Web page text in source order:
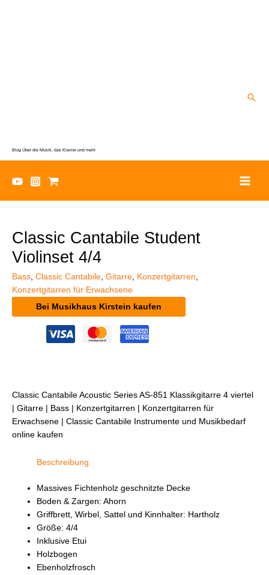
Blog Über die Musik, das Klavier und mehr
Classic Cantabile Student
Violinset 4/4
Bass Classic Cantabile Gitarre Konzertgitarren
Konzertgitarren für Erwachsene
Bei Musikhaus Kirstein kaufen
Classic Cantabile Acoustic Series AS-851 Klassikgitarre 4 viertel
| Gitarre | Bass | Konzertgitarren | Konzertgitarren für
Erwachsene | Classic Cantabile Instrumente und Musikbedarf
online kaufen
Beschreibung
Massives Fichtenholz geschnitzte Decke
Boden & Zargen: Ahorn
Griffbrett, Wirbel, Sattel und Kinnhalter: Hartholz
Größe: 4/4
Inklusive Etui
Holzbogen
Ebenholzfrosch